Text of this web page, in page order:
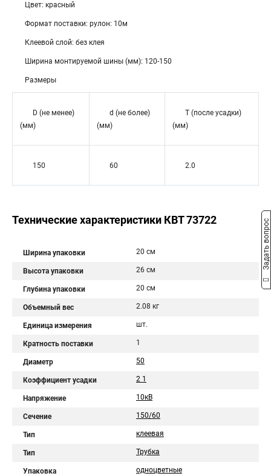
Цвет: красный
Формат поставки: рулон: 10м
Клеевой слой: без клея
Ширина монтируемой шины (мм): 120-150
Размеры
D (не менее)
(мм)
d (не более)
(мм)
T (после усадки)
(мм)
150 60 2.0
Технические характеристики КВТ 73722
Ширина упаковки 20 см
Высота упаковки 26 см
Глубина упаковки 20 см
Объемный вес 2.08 кг
Единица измерения шт.
Кратность поставки 1
Диаметр 50
Коэффициент усадки 2 1
Напряжение 10кВ
Сечение 150/60
Тип клеевая
Тип Трубка
Упаковка одноцветные
Задать вопрос